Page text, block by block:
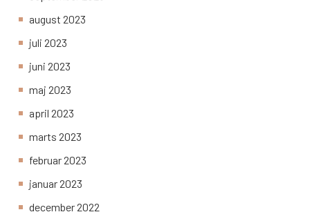
august 2023
juli 2023
juni 2023
maj 2023
april 2023
marts 2023
februar 2023
januar 2023
december 2022